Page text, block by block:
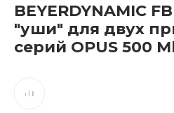
BEYERDYNAMIC
"уши" для двух
серий OPUS 500